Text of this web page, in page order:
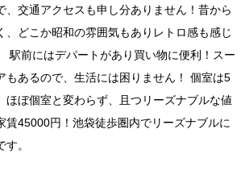
、交通アクセスも申し分ありません！昔から
、どこか昭和の雰囲気もありレトロ感も感じ
駅前にはデパートがあり買い物に便利！スー
もあるので、生活には困りません！ 個室は5
ほぼ個室と変わらず、且つリーズナブルな値
賃45000円！池袋徒歩圏内でリーズナブルに
。